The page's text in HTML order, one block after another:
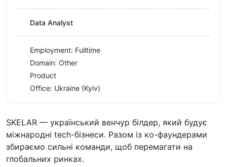
SKELAR — український венчур білдер, який будує
міжнародні tech-бізнеси. Разом із ко-фаундерами
збираємо сильні команди, щоб перемагати на
глобальних ринках.
Data Analyst
Employment: Fulltime
Domain: Other
Product
Office: Ukraine (Kyiv)